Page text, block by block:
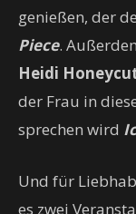
genießen, der
Piece.
Heidi
der Frau in
sprechen wird
Und für
es zwei